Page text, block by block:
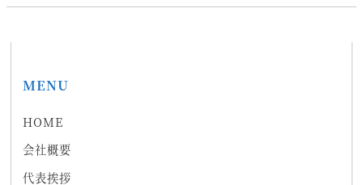
MENU
HOME
会社概要
代表挨拶